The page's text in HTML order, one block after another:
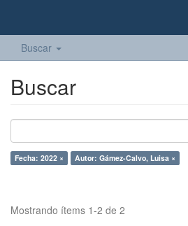
Buscar
Buscar
Fecha: 2022 × Autor: Gámez-Calvo, Luisa ×
Mostrando ítems 1-2 de 2